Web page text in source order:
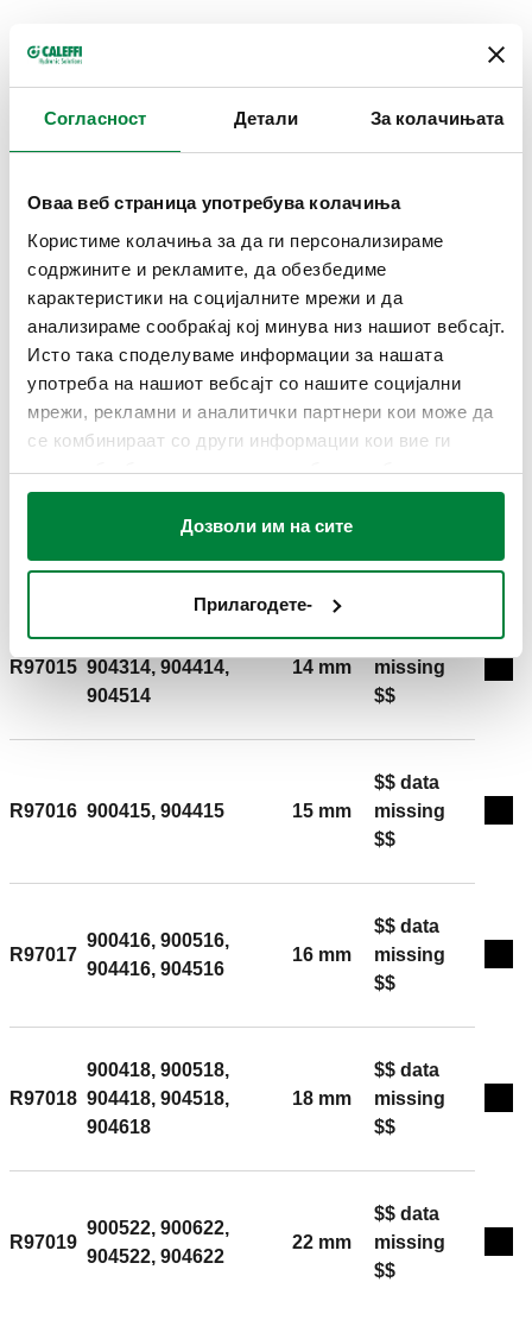
Согласност Детали За колачињата
Оваа веб страница употребува колачиња
Користиме колачиња за да ги персонализираме
содржините и рекламите, да обезбедиме
карактеристики на социјалните мрежи и да
анализираме сообраќај кој минува низ нашиот вебсајт.
Исто така споделуваме информации за нашата
употреба на нашиот вебсајт со нашите социјални
мрежи, рекламни и аналитички партнери кои може да
се комбинираат со други информации кои вие ги
имате обезбедено или кои можеби се собрани од
вашата употреба на нивните услуги.
Дозволи им на сите
Прилагодете-
3D модели
Прикажи Копирајте
CALEFFI, R97012. Резервен О-прстен. За
механички фитинзи од серијата 900, 904, 910310,
9057, 9058, 930. За системи за гас и течно гориво
(не вклучувајќи бензин). Ø: 10 mm.
SCIP code
710fc1d7-8be1-4d60-bbab-
65c027972fa4
Прикажи
Копирајте
R97013
Види ја забелешката
1
900310,
904310
10 mm
904312, 904412
12 mm
$$ data
R97015
900314, 900414,
904314, 904414,
904514
14 mm
$$ data
missing
$$
R97016 900415, 904415 15 mm
$$ data
missing
$$
R97017
900416, 900516,
904416, 904516
16 mm
$$ data
missing
$$
R97018
900418, 900518,
904418, 904518,
904618
18 mm
$$ data
missing
$$
R97019
900522, 900622,
904522, 904622
22 mm
$$ data
missing
$$